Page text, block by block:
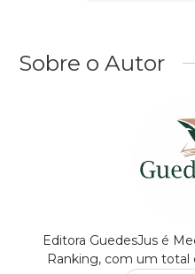
Sobre o Autor
Editora GuedesJus é
Ranking, com um total